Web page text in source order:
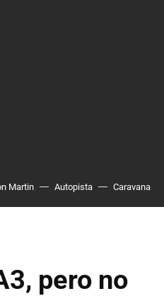
Martin Autopista Caravana
pero no